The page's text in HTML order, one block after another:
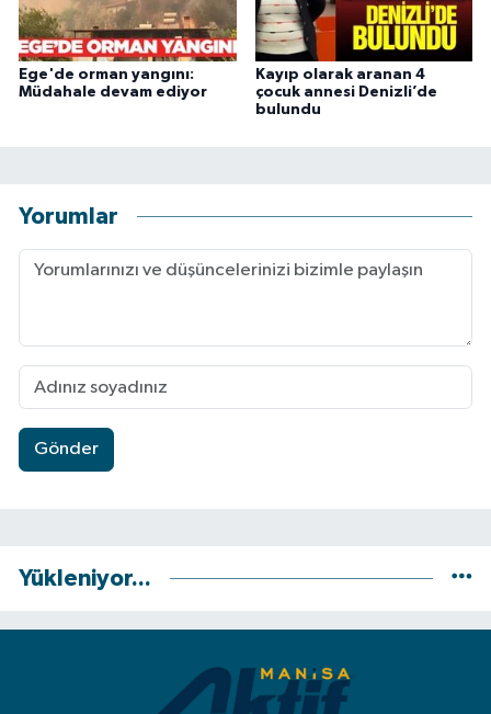
Ege'de orman yangını:
Müdahale devam ediyor
Kayıp olarak aranan 4
çocuk annesi Denizli’de
bulundu
Yorumlar
Gönder
Yükleniyor...